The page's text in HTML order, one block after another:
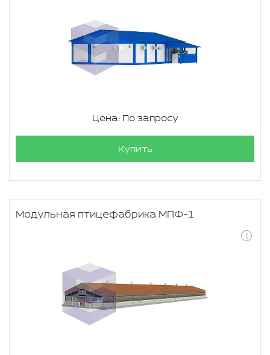
Цена: По запросу
Купить
Модульная птицефабрика МПФ-1